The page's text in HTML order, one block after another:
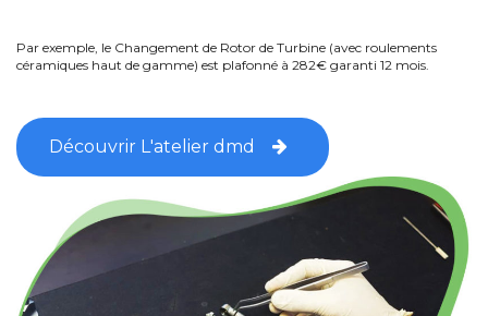
Par exemple, le Changement de Rotor de Turbine (avec roulements
céramiques haut de gamme) est plafonné à 282€ garanti 12 mois.
Découvrir L'atelier dmd